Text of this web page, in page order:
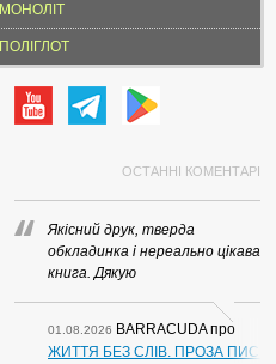
МОНОЛІТ
ПОЛІГЛОТ
ОСТАННІ КОМЕНТАРІ
Якісний друк, тверда
обкладинка і нереально цікава
книга. Дякую
01.08.2026 BARRACUDAпро
ЖИТТЯ БЕЗ СЛІВ. ПРОЗА